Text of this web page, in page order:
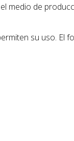
medio de
su uso. El